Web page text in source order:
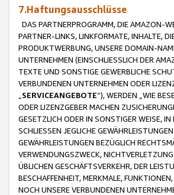
7.Haftungsausschlüsse
DAS PARTNERPROGRAMM, DIE AMAZON-
PARTNER-LINKS, LINKFORMATE, INHALTE,
PRODUKTWERBUNG, UNSERE DOMAIN-
UNTERNEHMEN (EINSCHLIESSLICH DER
TEXTE UND SONSTIGE GEWERBLICHE
VERBUNDENEN UNTERNEHMEN ODER
SERVICEANGEBOTE“), WERDEN „WIE
ODER LIZENZGEBER MACHEN
GESETZLICH ODER IN SONSTIGER WEISE,
SCHLIESSEN JEGLICHE
GEWÄHRLEISTUNGEN BEZÜGLICH
VERWENDUNGSZWECK,
ÜBLICHEN GESCHÄFTSVERKEHR, DER
BESCHAFFENHEIT, MERKMALE,
NOCH UNSERE VERBUNDENEN